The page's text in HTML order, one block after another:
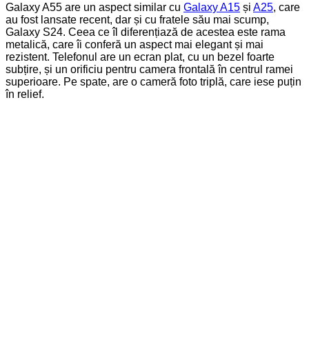
Galaxy A55 are un aspect similar cu Galaxy A15 și A25, care
au fost lansate recent, dar și cu fratele său mai scump,
Galaxy S24. Ceea ce îl diferențiază de acestea este rama
metalică, care îi conferă un aspect mai elegant și mai
rezistent. Telefonul are un ecran plat, cu un bezel foarte
subțire, și un orificiu pentru camera frontală în centrul ramei
superioare. Pe spate, are o cameră foto triplă, care iese puțin
în relief.